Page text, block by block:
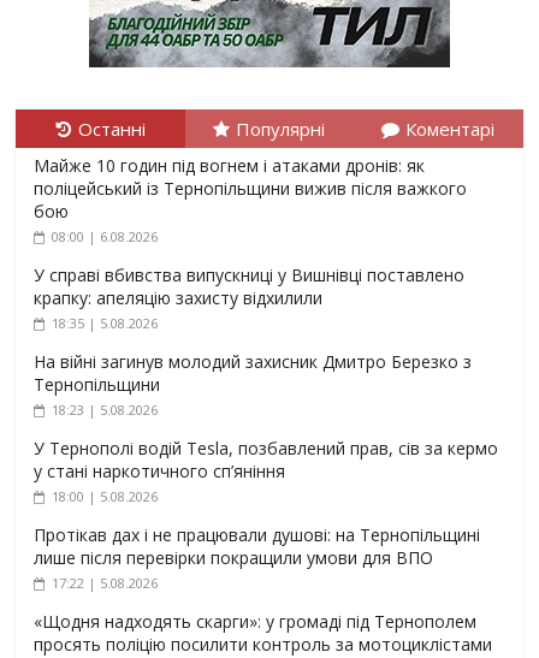
Останні Популярні Коментарі
Майже 10 годин під вогнем і атаками дронів: як
поліцейський із Тернопільщини вижив після важкого
бою
08:00 | 6.08.2026
У справі вбивства випускниці у Вишнівці поставлено
крапку: апеляцію захисту відхилили
18:35 | 5.08.2026
На війні загинув молодий захисник Дмитро Березко з
Тернопільщини
18:23 | 5.08.2026
У Тернополі водій Tesla, позбавлений прав, сів за кермо
у стані наркотичного сп’яніння
18:00 | 5.08.2026
Протікав дах і не працювали душові: на Тернопільщині
лише після перевірки покращили умови для ВПО
17:22 | 5.08.2026
«Щодня надходять скарги»: у громаді під Тернополем
просять поліцію посилити контроль за мотоциклістами